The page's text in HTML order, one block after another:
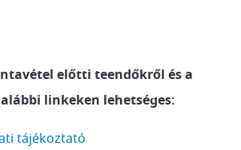
előtti teendőkről és a
linkeken lehetséges:
tájékoztató